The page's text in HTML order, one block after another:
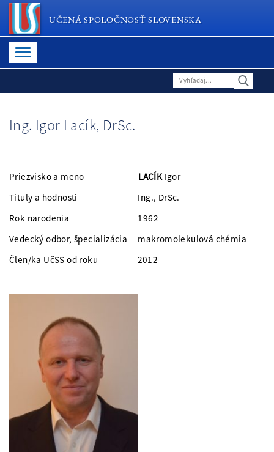
UČENÁ SPOLOČNOSŤ SLOVENSKA
Ing. Igor Lacík, DrSc.
Priezvisko a meno LACÍKIgor
Tituly a hodnosti Ing., DrSc.
Rok narodenia 1962
Vedecký odbor, špecializácia makromolekulová chémia
Člen/ka UčSS od roku 2012